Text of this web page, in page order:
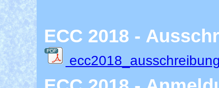
ECC 2018 -